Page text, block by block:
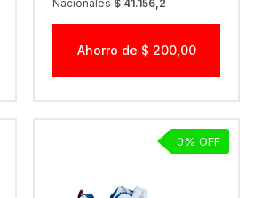
Nacionales $ 41.156,2
Ahorro de $ 200,00
0